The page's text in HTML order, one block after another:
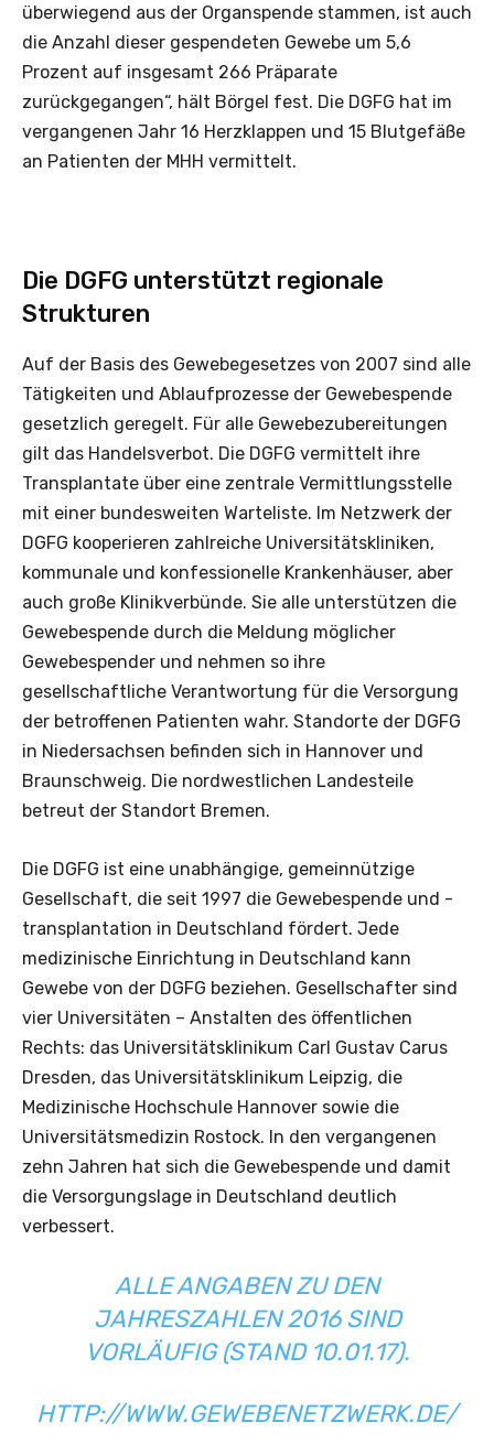
überwiegend aus der Organspende stammen, ist auch
die Anzahl dieser gespendeten Gewebe um 5,6
Prozent auf insgesamt 266 Präparate
zurückgegangen“, hält Börgel fest. Die DGFG hat im
vergangenen Jahr 16 Herzklappen und 15 Blutgefäße
an Patienten der MHH vermittelt.
Die DGFG unterstützt regionale
Strukturen
Auf der Basis des Gewebegesetzes von 2007 sind alle
Tätigkeiten und Ablaufprozesse der Gewebespende
gesetzlich geregelt. Für alle Gewebezubereitungen
gilt das Handelsverbot. Die DGFG vermittelt ihre
Transplantate über eine zentrale Vermittlungsstelle
mit einer bundesweiten Warteliste. Im Netzwerk der
DGFG kooperieren zahlreiche Universitätskliniken,
kommunale und konfessionelle Krankenhäuser, aber
auch große Klinikverbünde. Sie alle unterstützen die
Gewebespende durch die Meldung möglicher
Gewebespender und nehmen so ihre
gesellschaftliche Verantwortung für die Versorgung
der betroffenen Patienten wahr. Standorte der DGFG
in Niedersachsen befinden sich in Hannover und
Braunschweig. Die nordwestlichen Landesteile
betreut der Standort Bremen.
Die DGFG ist eine unabhängige, gemeinnützige
Gesellschaft, die seit 1997 die Gewebespende und -
transplantation in Deutschland fördert. Jede
medizinische Einrichtung in Deutschland kann
Gewebe von der DGFG beziehen. Gesellschafter sind
vier Universitäten – Anstalten des öffentlichen
Rechts: das Universitätsklinikum Carl Gustav Carus
Dresden, das Universitätsklinikum Leipzig, die
Medizinische Hochschule Hannover sowie die
Universitätsmedizin Rostock. In den vergangenen
zehn Jahren hat sich die Gewebespende und damit
die Versorgungslage in Deutschland deutlich
verbessert.
ALLE ANGABEN ZU DEN
JAHRESZAHLEN 2016 SIND
VORLÄUFIG (STAND 10.01.17).
HTTP://WWW.GEWEBENETZWERK.DE/